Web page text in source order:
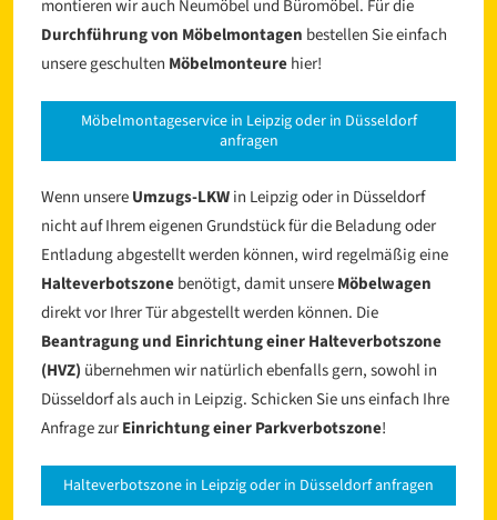
montieren wir auch Neumöbel und Büromöbel. Für die
Durchführung von Möbelmontagen bestellen Sie einfach
unsere geschulten Möbelmonteurehier!
Möbelmontageservice in Leipzig oder in Düsseldorf
anfragen
Wenn unsereUmzugs-LKWin Leipzig oder in Düsseldorf
nicht auf Ihrem eigenen Grundstück für die Beladung oder
Entladung abgestellt werden können, wird regelmäßig eine
Halteverbotszonebenötigt, damit unsereMöbelwagen
direkt vor Ihrer Tür abgestellt werden können. Die
Beantragung und Einrichtung einer Halteverbotszone
(HVZ) übernehmen wir natürlich ebenfalls gern, sowohl in
Düsseldorf als auch in Leipzig. Schicken Sie uns einfach Ihre
Anfrage zurEinrichtung einer Parkverbotszone!
Halteverbotszone in Leipzig oder in Düsseldorf anfragen